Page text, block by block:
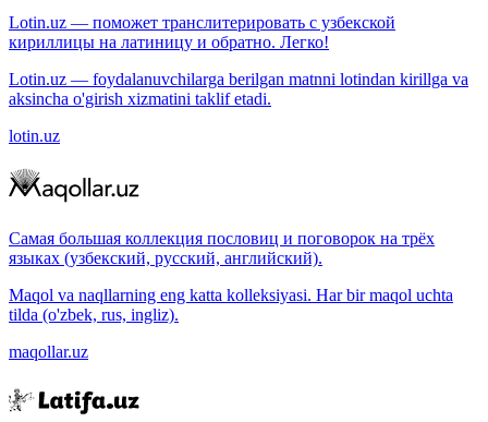
Lotin.uz — поможет транслитерировать с узбекской
кириллицы на латиницу и обратно. Легко!
Lotin.uz — foydalanuvchilarga berilgan matnni lotindan kirillga va
aksincha o'girish xizmatini taklif etadi.
lotin.uz
Самая большая коллекция пословиц и поговорок на трёх
языках (узбекский, русский, английский).
Maqol va naqllarning eng katta kolleksiyasi. Har bir maqol uchta
tilda (o'zbek, rus, ingliz).
maqollar.uz